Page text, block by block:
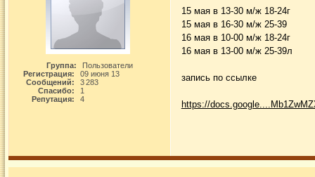
Группа:
Пользователи
Регистрация:
09 июня 13
Сообщений:
3 283
Спасибо:
1
Репутация:
4
15 мая в 13-30 м/ж 18-24г
15 мая в 16-30 м/ж 25-39
16 мая в 10-00 м/ж 18-24г
16 мая в 13-00 м/ж 25-39л
запись по ссылке
https://